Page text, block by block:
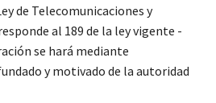
de Telecomunicaciones y
al 189 de la ley vigente -
se hará mediante
y motivado de la autoridad